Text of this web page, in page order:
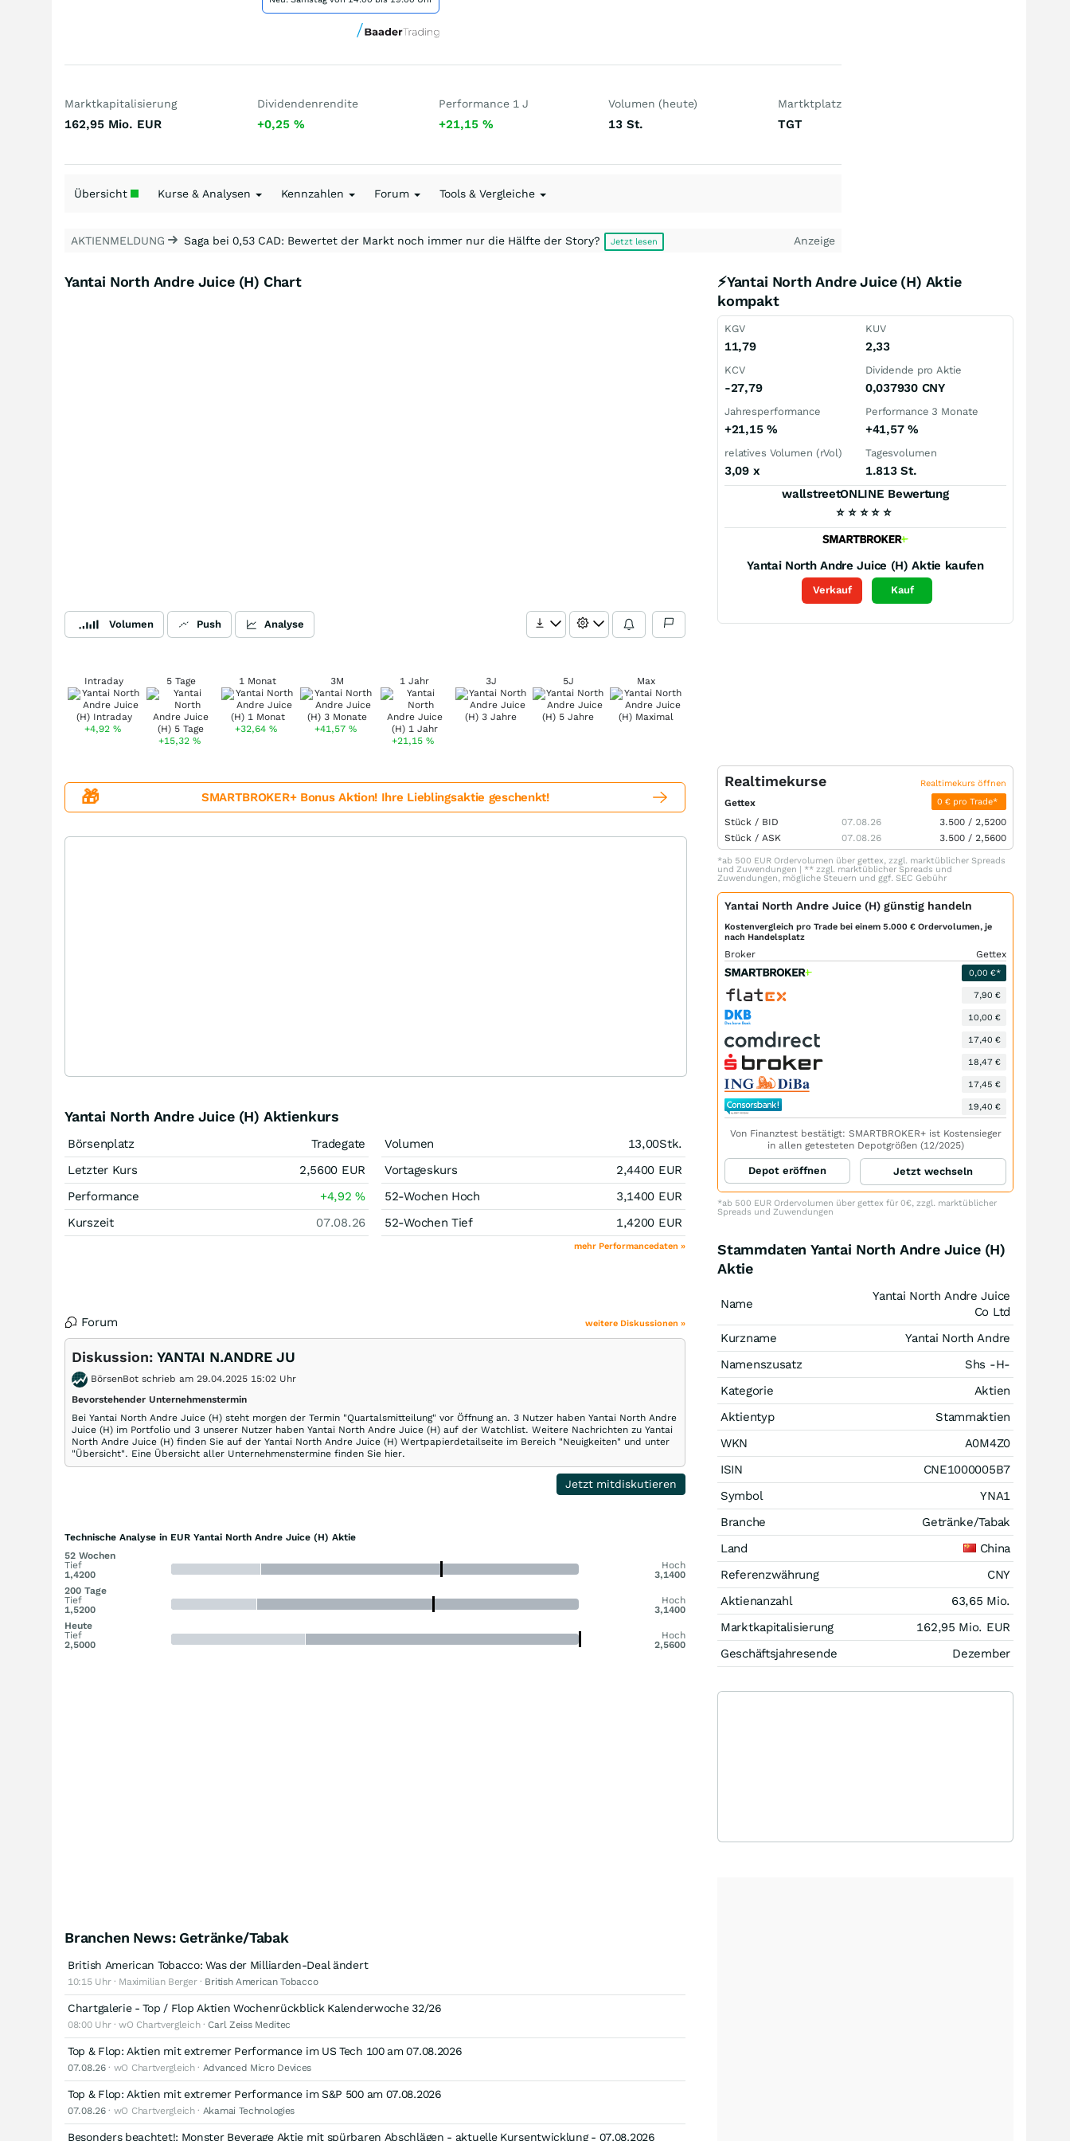
Marktkapitalisierung
162,95 Mio. EUR
Dividendenrendite
+0,25 %
Performance 1 J
+21,15 %
Volumen (heute)
13 St.
Martktplatz
TGT
Übersicht Kurse & Analysen Kennzahlen Forum Tools & Vergleiche
AKTIENMELDUNG Saga bei 0,53 CAD: Bewertet der Markt noch immer nur die Hälfte der Story? Jetzt lesen Anzeige
Yantai North Andre Juice (H) Chart
Volumen Push Analyse
Intraday
+4,92 %
5 Tage
+15,32 %
1 Monat
+32,64%
3M
+41,57 %
1 Jahr
+21,15%
3J 5J Max
⚡Yantai North Andre Juice (H) Aktie
kompakt
KGV
11,79
KUV
2,33
KCV
-27,79
Dividende pro Aktie
0,037930 CNY
Jahresperformance
+21,15 %
Performance 3 Monate
+41,57 %
relatives Volumen (rVol)
3,09 x
Tagesvolumen
1.813 St.
wallstreetONLINE Bewertung
⭐ ⭐ ⭐ ⭐ ⭐
Yantai North Andre Juice (H) Aktie kaufen
Verkauf Kauf
🎁 SMARTBROKER+ Bonus Aktion! Ihre Lieblingsaktie geschenkt!
Yantai North Andre Juice (H) Aktienkurs
Börsenplatz
Tradegate
Letzter Kurs
2,5600 EUR
Performance
+4,92%
Kurszeit
07.08.26
Volumen 13,00Stk.
Vortageskurs
2,4400 EUR
52-Wochen Hoch
3,1400 EUR
52-Wochen Tief
1,4200 EUR
mehr Performancedaten »
Forum weitere Diskussionen »
Diskussion: YANTAI N.ANDRE JU
BörsenBot schrieb am 29.04.2025 15:02 Uhr
Bevorstehender Unternehmenstermin
Bei Yantai North Andre Juice (H) steht morgen der Termin "Quartalsmitteilung" vor Öffnung an. 3 Nutzer haben Yantai North Andre
Juice (H) im Portfolio und 3 unserer Nutzer haben Yantai North Andre Juice (H) auf der Watchlist. Weitere Nachrichten zu Yantai
North Andre Juice (H) finden Sie auf der Yantai North Andre Juice (H) Wertpapierdetailseite im Bereich "Neuigkeiten" und unter
"Übersicht". Eine Übersicht aller Unternehmenstermine finden Sie hier.
Jetzt mitdiskutieren
Technische Analyse in EUR Yantai North Andre Juice (H) Aktie
52 Wochen
Tief
1,4200
Hoch
3,1400
200 Tage
Tief
1,5200
Hoch
3,1400
Heute
Tief
2,5000
Hoch
2,5600
Branchen News: Getränke/Tabak
British American Tobacco: Was der Milliarden-Deal ändert
10:15 Uhr · Maximilian Berger · British American Tobacco
Chartgalerie - Top / Flop Aktien Wochenrückblick Kalenderwoche 32/26
08:00 Uhr · wO Chartvergleich ·Carl Zeiss Meditec
Top & Flop: Aktien mit extremer Performance im US Tech 100 am 07.08.2026
07.08.26· wO Chartvergleich · Advanced Micro Devices
Top & Flop: Aktien mit extremer Performance im S&P 500 am 07.08.2026
07.08.26· wO Chartvergleich · Akamai Technologies
Besonders beachtet!: Monster Beverage Aktie mit spürbaren Abschlägen - aktuelle Kursentwicklung - 07.08.2026
Realtimekurse Realtimekurs öffnen
Gettex 0 € pro Trade*
Stück / BID 07.08.26 3.500 / 2,5200
Stück / ASK 07.08.26 3.500 / 2,5600
*ab 500 EUR Ordervolumen über gettex, zzgl. marktüblicher Spreads
und Zuwendungen | ** zzgl. marktüblicher Spreads und
Zuwendungen, mögliche Steuern und ggf. SEC Gebühr
Yantai North Andre Juice (H) günstig handeln
Kostenvergleich pro Trade bei einem 5.000 € Ordervolumen, je
nach Handelsplatz
Broker Gettex
0,00 €*
7,90 €
10,00 €
17,40 €
18,47 €
17,45 €
19,40 €
Von Finanztest bestätigt: SMARTBROKER+ ist Kostensieger
in allen getesteten Depotgrößen (12/2025)
Depot eröffnen Jetzt wechseln
*ab 500 EUR Ordervolumen über gettex für 0€, zzgl. marktüblicher
Spreads und Zuwendungen
Stammdaten Yantai North Andre Juice (H)
Aktie
Name
Yantai North Andre Juice
Co Ltd
Kurzname
Yantai North Andre
Namenszusatz
Shs -H-
Kategorie
Aktien
Aktientyp
Stammaktien
WKN
A0M4Z0
ISIN
CNE1000005B7
Symbol
YNA1
Branche
Getränke/Tabak
Land
China
Referenzwährung
CNY
Aktienanzahl
63,65 Mio.
Marktkapitalisierung
162,95 Mio. EUR
Geschäftsjahresende
Dezember